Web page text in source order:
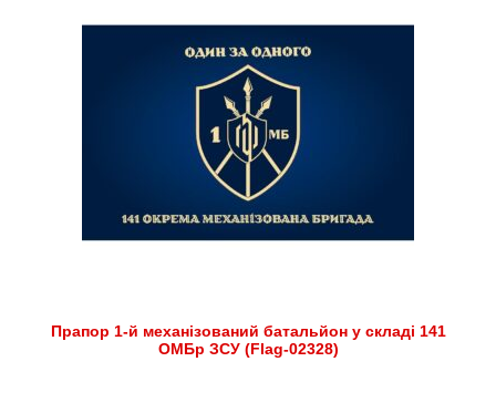
Прапор 1-й механізований батальйон у складі 141
ОМБр ЗСУ (Flag-02328)